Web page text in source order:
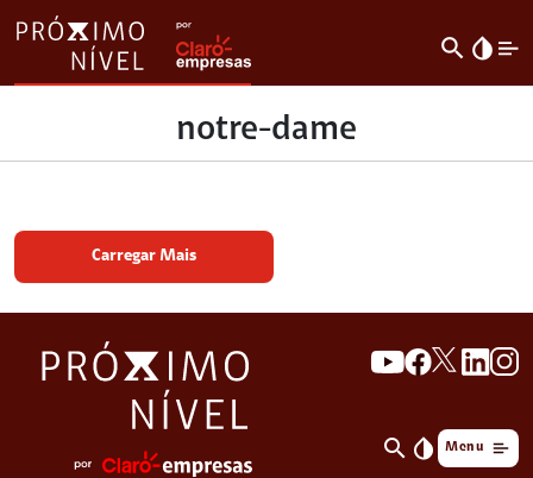
search invert_colors
notre-dame
Carregar Mais
search invert_colors Menu